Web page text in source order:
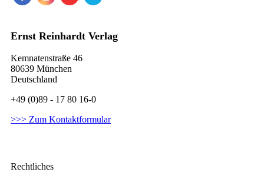
Ernst Reinhardt Verlag
Kemnatenstraße 46
80639 München
Deutschland
+49 (0)89 - 17 80 16-0
>>> Zum Kontaktformular
Rechtliches